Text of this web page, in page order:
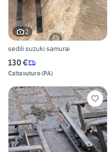
2
sedili suzuki samurai
130 €
Caltavuturo(PA)